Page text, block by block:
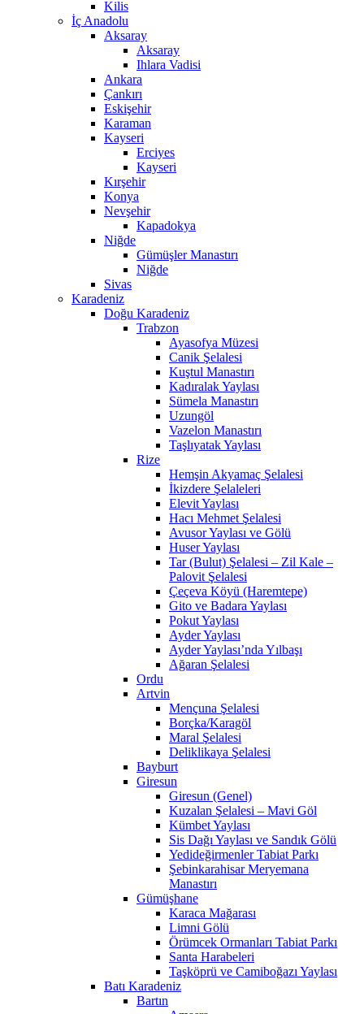
Kilis
İç Anadolu
Aksaray
Aksaray
Ihlara Vadisi
Ankara
Çankırı
Eskişehir
Karaman
Kayseri
Erciyes
Kayseri
Kırşehir
Konya
Nevşehir
Kapadokya
Niğde
Gümüşler Manastırı
Niğde
Sivas
Karadeniz
Doğu Karadeniz
Trabzon
Ayasofya Müzesi
Canik Şelalesi
Kuştul Manastırı
Kadıralak Yaylası
Sümela Manastırı
Uzungöl
Vazelon Manastırı
Taşlıyatak Yaylası
Rize
Hemşin Akyamaç Şelalesi
İkizdere Şelaleleri
Elevit Yaylası
Hacı Mehmet Şelalesi
Avusor Yaylası ve Gölü
Huser Yaylası
Tar (Bulut) Şelalesi – Zil Kale –
Palovit Şelalesi
Çeçeva Köyü (Haremtepe)
Gito ve Badara Yaylası
Pokut Yaylası
Ayder Yaylası
Ayder Yaylası’nda Yılbaşı
Ağaran Şelalesi
Ordu
Artvin
Mençuna Şelalesi
Borçka/Karagöl
Maral Şelalesi
Deliklikaya Şelalesi
Bayburt
Giresun
Giresun (Genel)
Kuzalan Şelalesi – Mavi Göl
Kümbet Yaylası
Sis Dağı Yaylası ve Sandık Gölü
Yedideğirmenler Tabiat Parkı
Şebinkarahisar Meryemana
Manastırı
Gümüşhane
Karaca Mağarası
Limni Gölü
Örümcek Ormanları Tabiat Parkı
Santa Harabeleri
Taşköprü ve Camiboğazı Yaylası
Batı Karadeniz
Bartın